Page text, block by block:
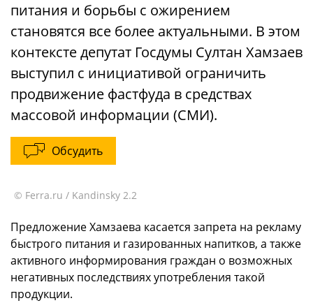
питания и борьбы с ожирением
становятся все более актуальными. В этом
контексте депутат Госдумы Султан Хамзаев
выступил с инициативой ограничить
продвижение фастфуда в средствах
массовой информации (СМИ).
Обсудить
© Ferra.ru / Kandinsky 2.2
Предложение Хамзаева касается запрета на рекламу
быстрого питания и газированных напитков, а также
активного информирования граждан о возможных
негативных последствиях употребления такой
продукции.